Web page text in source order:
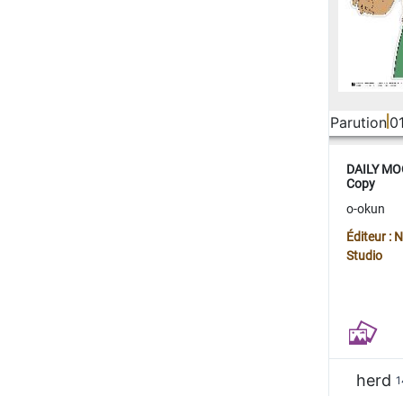
Parution
DAILY
Copy
o-okun
Éditeur :
Studio
herd